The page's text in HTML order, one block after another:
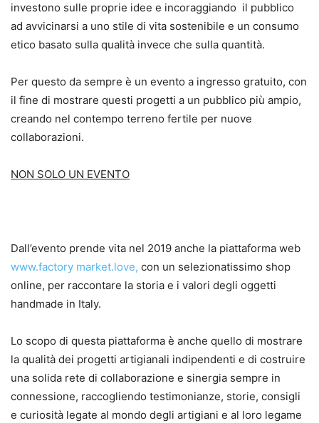
investono sulle proprie idee e incoraggiando il pubblico
ad avvicinarsi a uno stile di vita sostenibile e un consumo
etico basato sulla qualità invece che sulla quantità.
Per questo da sempre è un evento a ingresso gratuito, con
il fine di mostrare questi progetti a un pubblico più ampio,
creando nel contempo terreno fertile per nuove
collaborazioni.
NON SOLO UN EVENTO
Dall’evento prende vita nel 2019 anche la piattaforma web
www.factory market.love, con un selezionatissimo shop
online, per raccontare la storia e i valori degli oggetti
handmade in Italy.
Lo scopo di questa piattaforma è anche quello di mostrare
la qualità dei progetti artigianali indipendenti e di costruire
una solida rete di collaborazione e sinergia sempre in
connessione, raccogliendo testimonianze, storie, consigli
e curiosità legate al mondo degli artigiani e al loro legame